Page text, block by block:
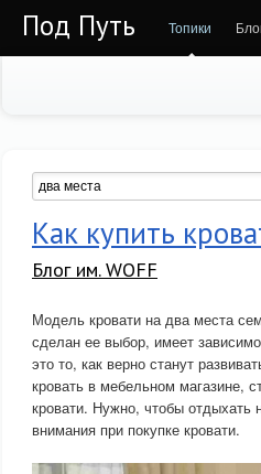
Под Путь Топики
Как купить
Блог им. WOFF
Модель кровати на два места
сделан ее выбор, имеет
это то, как верно станут
кровать в мебельном магазине,
кровати. Нужно, чтобы
внимания при покупке кровати.